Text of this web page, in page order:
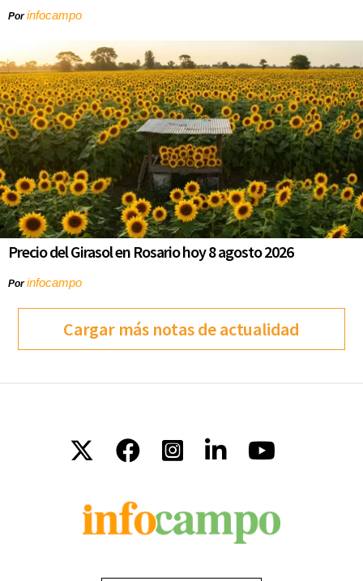
Porinfocampo
Precio del Girasol en Rosario hoy 8 agosto 2026
Porinfocampo
Cargar más notas de actualidad